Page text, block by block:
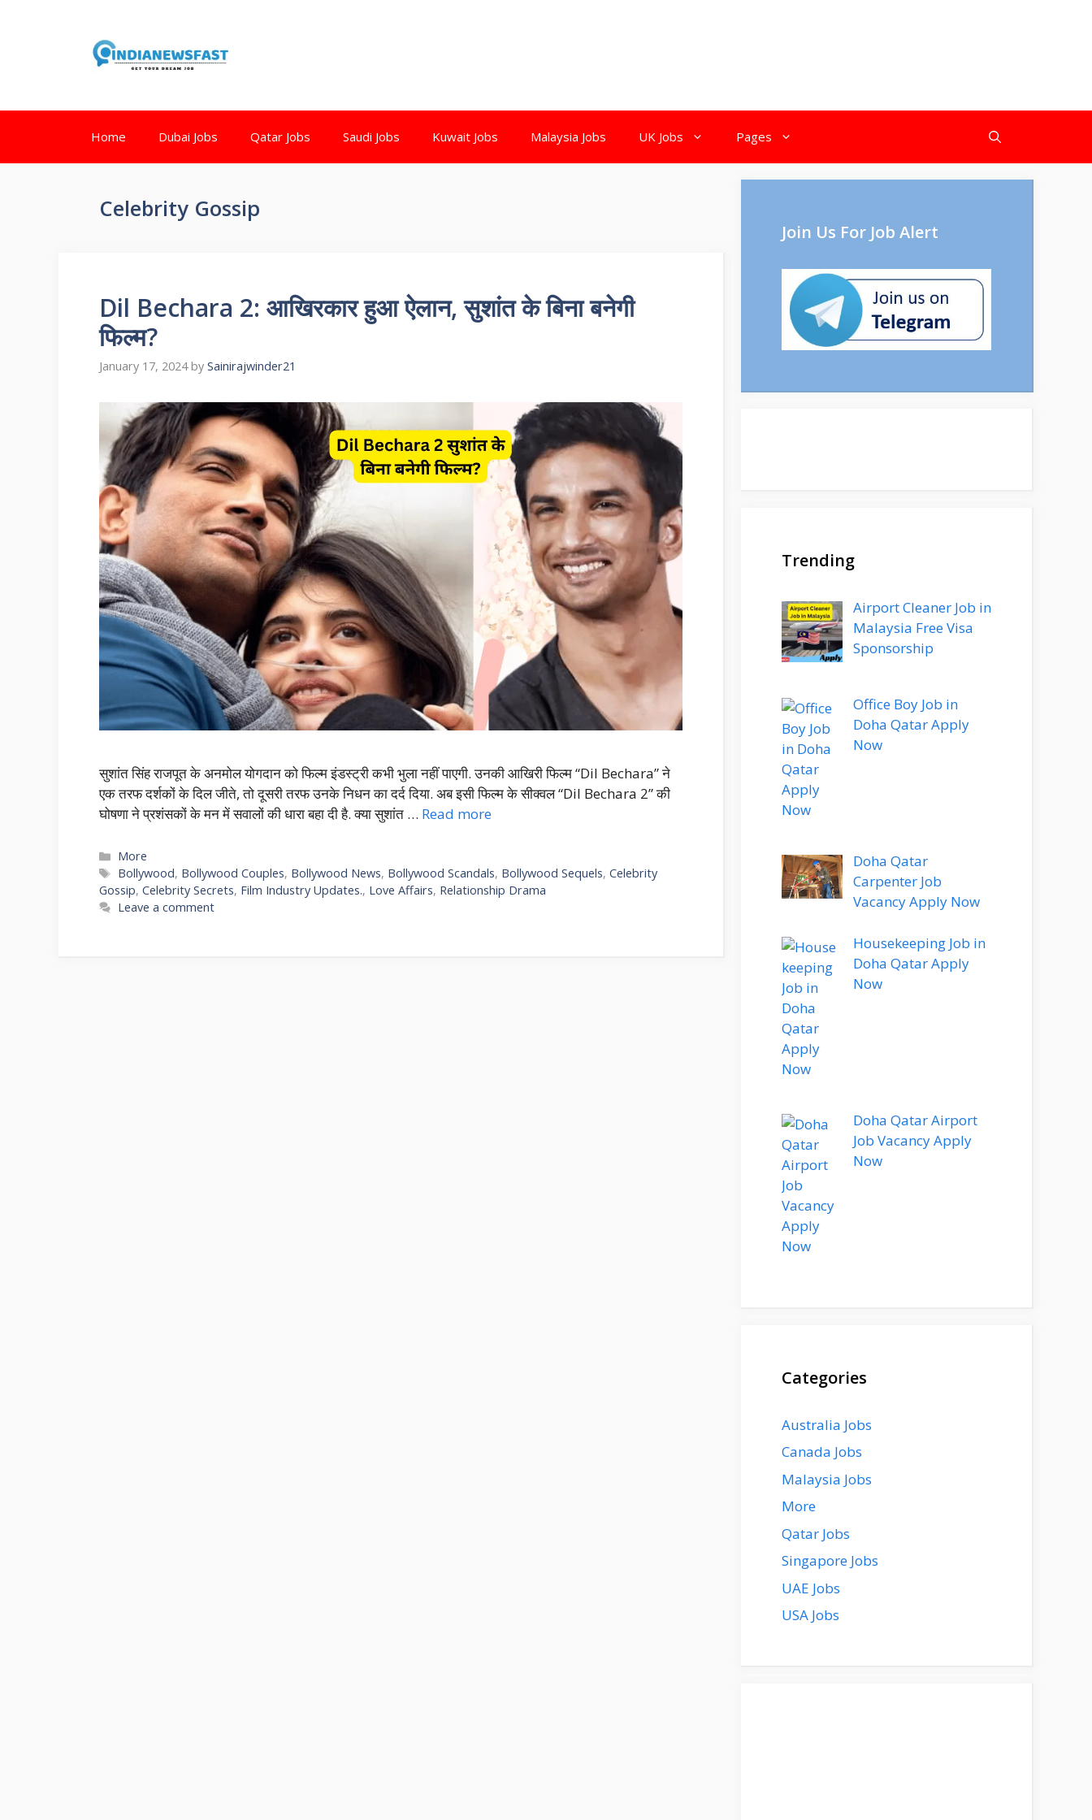
Home Dubai Jobs Qatar Jobs Saudi Jobs Kuwait Jobs Malaysia Jobs UK Jobs Pages
Celebrity Gossip
Dil Bechara 2: आखिरकार हुआ ऐलान, सुशांत के बिना बनेगी
फिल्म?
January 17, 2024 by Sainirajwinder21
सुशांत सिंह राजपूत के अनमोल योगदान को फिल्म इंडस्ट्री कभी भुला नहीं पाएगी. उनकी आखिरी फिल्म “Dil Bechara” ने
एक तरफ दर्शकों के दिल जीते, तो दूसरी तरफ उनके निधन का दर्द दिया. अब इसी फिल्म के सीक्वल “Dil Bechara 2” की
घोषणा ने प्रशंसकों के मन में सवालों की धारा बहा दी है. क्या सुशांत … Read more
More
Bollywood, Bollywood Couples, Bollywood News, Bollywood Scandals, Bollywood Sequels,Celebrity
Gossip, Celebrity Secrets, Film Industry Updates., Love Affairs, Relationship Drama
Leave a comment
Join Us For Job Alert
Trending
Airport Cleaner Job in
Malaysia Free Visa
Sponsorship
Office Boy Job in
Doha Qatar Apply
Now
Doha Qatar
Carpenter Job
Vacancy Apply Now
Housekeeping Job in
Doha Qatar Apply
Now
Doha Qatar Airport
Job Vacancy Apply
Now
Categories
Australia Jobs
Canada Jobs
Malaysia Jobs
More
Qatar Jobs
Singapore Jobs
UAE Jobs
USA Jobs